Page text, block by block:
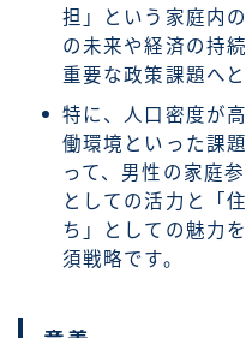
担」という家庭内
の未来や経済の持
重要な政策課題へ
特に、人口密度が
働環境といった課
って、男性の家庭
としての活力と「
ち」としての魅力
須戦略です。